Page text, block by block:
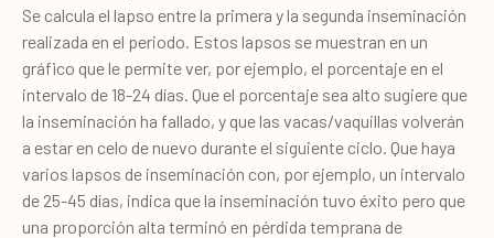
Se calcula el lapso entre la primera y la segunda inseminación
realizada en el periodo. Estos lapsos se muestran en un
gráfico que le permite ver, por ejemplo, el porcentaje en el
intervalo de 18-24 días. Que el porcentaje sea alto sugiere que
la inseminación ha fallado, y que las vacas/vaquillas volverán
a estar en celo de nuevo durante el siguiente ciclo. Que haya
varios lapsos de inseminación con, por ejemplo, un intervalo
de 25-45 días, indica que la inseminación tuvo éxito pero que
una proporción alta terminó en pérdida temprana de